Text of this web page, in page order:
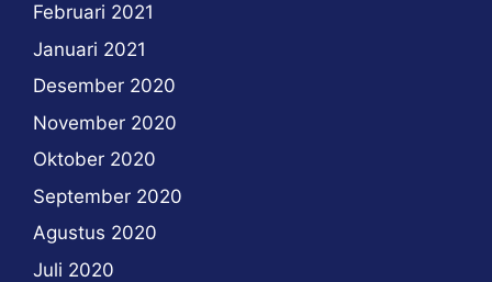
Februari 2021
Januari 2021
Desember 2020
November 2020
Oktober 2020
September 2020
Agustus 2020
Juli 2020